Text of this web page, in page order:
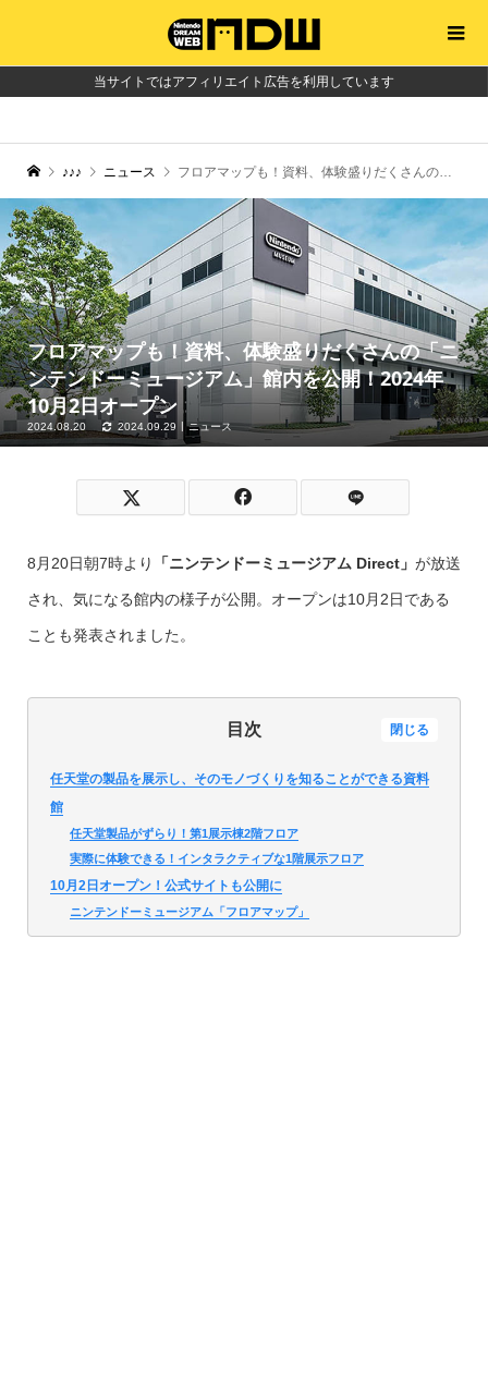
当サイトではアフィリエイト広告を利用しています
♪♪♪ ニュース フロアマップも！資料、体験盛りだくさんの「ニンテンドーミュージアム」館内を公開！2024年10月2日オープン
フロアマップも！資料、体験盛りだくさんの「ニ
ンテンドーミュージアム」館内を公開！2024年
10月2日オープン
2024.08.20 2024.09.29 ニュース
8月20日朝7時より 「ニンテンドーミュージアム Direct」 が放送
され、気になる館内の様子が公開。オープンは10月2日である
ことも発表されました。
目次 閉じる
任天堂の製品を展示し、そのモノづくりを知ることができる資料
館
任天堂製品がずらり！第1展示棟2階フロア
実際に体験できる！インタラクティブな1階展示フロア
10月2日オープン！公式サイトも公開に
ニンテンドーミュージアム「フロアマップ」